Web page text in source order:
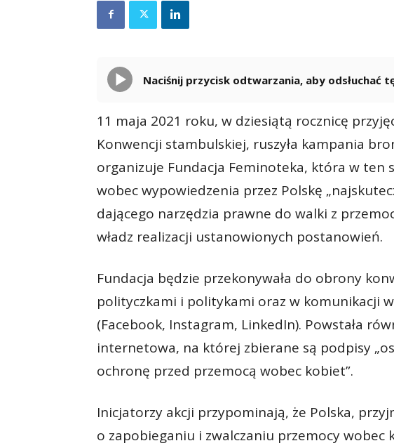
Naciśnij przycisk odtwarzania, aby odsłuchać
11 maja 2021 roku, w dziesiątą rocznicę
Konwencji stambulskiej, ruszyła kampania
organizuje Fundacja Feminoteka, która w ten
wobec wypowiedzenia przez Polskę
dającego narzędzia prawne do walki z
władz realizacji ustanowionych postanowień.
Fundacja będzie przekonywała do obrony
polityczkami i politykami oraz w komunikacji
(Facebook, Instagram, LinkedIn). Powstała
internetowa, na której zbierane są podpisy
ochronę przed przemocą wobec kobiet”.
Inicjatorzy akcji przypominają, że Polska,
o zapobieganiu i zwalczaniu przemocy